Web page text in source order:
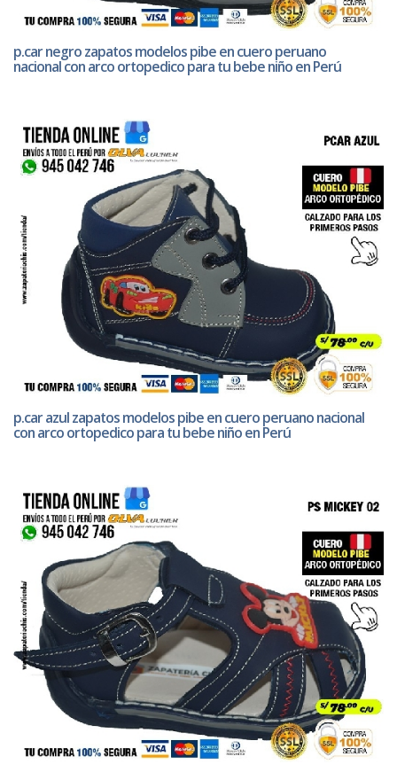
p.car negro zapatos modelos pibe en cuero peruano
nacional con arco ortopedico para tu bebe niño en Perú
p.car azul zapatos modelos pibe en cuero peruano nacional
con arco ortopedico para tu bebe niño en Perú